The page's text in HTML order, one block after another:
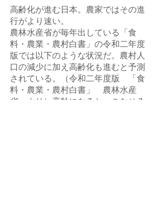
高齢化が進む日本。農家ではその進
行がより速い。
農林水産省が毎年出している「食
料・農業・農村白書」の令和二年度
版では以下のような状況だ。農村人
口の減少に加え高齢化も進むと予測
されている。（令和二年度版 「食
料・農業・農村白書」 農林水産
省 より）高齢になると、こなせる